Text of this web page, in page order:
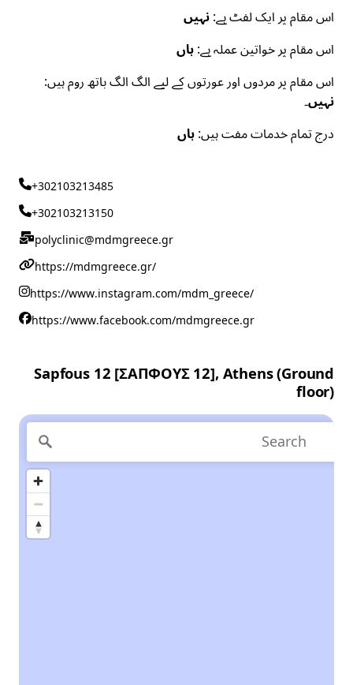
اس مقام پر ایک لفٹ ہے:نہیں
اس مقام پر خواتین عملہ ہے:ہاں
اس مقام پر مردوں اور عورتوں کے لیے الگ الگ باتھ روم ہیں:
نہیں۔
درج تمام خدمات مفت ہیں:ہاں
+302103213485
+302103213150
polyclinic@mdmgreece.gr
https://mdmgreece.gr/
https://www.instagram.com/mdm_greece/
https://www.facebook.com/mdmgreece.gr
Sapfous 12 [ΣΑΠΦΟΥΣ 12], Athens (Ground
floor)